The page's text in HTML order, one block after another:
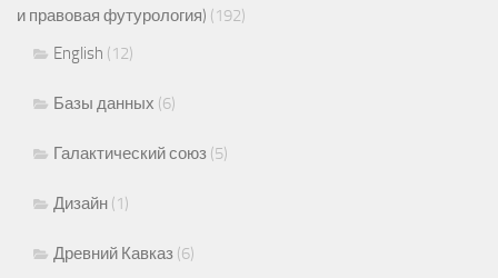
и правовая футурология) (192)
English (12)
Базы данных (6)
Галактический союз (5)
Дизайн (1)
Древний Кавказ (6)